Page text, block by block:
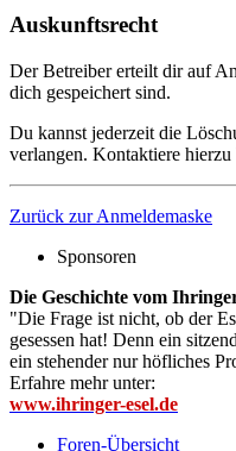
Auskunftsrecht
Der Betreiber erteilt dir auf
dich gespeichert sind.
Du kannst jederzeit die
verlangen. Kontaktiere hierzu
Zurück zur Anmeldemaske
Sponsoren
Die Geschichte vom
"Die Frage ist nicht, ob der
gesessen hat! Denn ein
ein stehender nur höfliches
Erfahre mehr unter:
www.ihringer-esel.de
Foren-Übersicht